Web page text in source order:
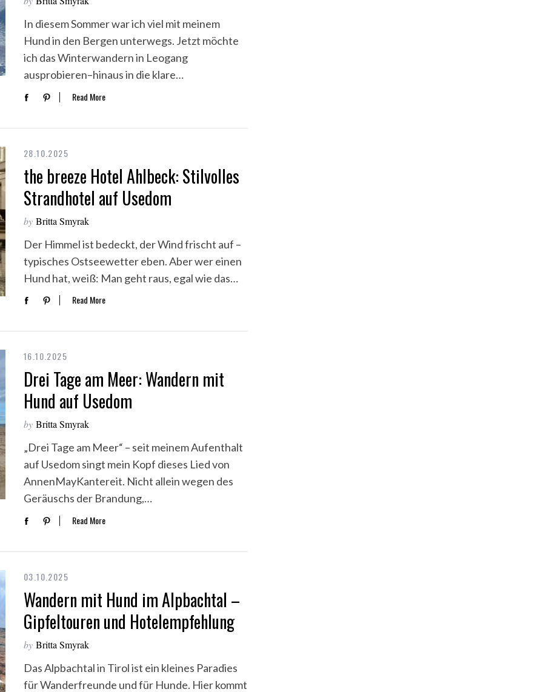
In diesem Sommer war ich viel mit meinem
Hund in den Bergen unterwegs. Jetzt möchte
ich das Winterwandern in Leogang
ausprobieren–hinaus in die klare…
Read More
28.10.2025
the breeze Hotel Ahlbeck: Stilvolles
Strandhotel auf Usedom
by Britta Smyrak
Der Himmel ist bedeckt, der Wind frischt auf –
typisches Ostseewetter eben. Aber wer einen
Hund hat, weiß: Man geht raus, egal wie das…
Read More
16.10.2025
Drei Tage am Meer: Wandern mit
Hund auf Usedom
by Britta Smyrak
„Drei Tage am Meer“ – seit meinem Aufenthalt
auf Usedom singt mein Kopf dieses Lied von
AnnenMayKantereit. Nicht allein wegen des
Geräuschs der Brandung,…
Read More
03.10.2025
Wandern mit Hund im Alpbachtal –
Gipfeltouren und Hotelempfehlung
by Britta Smyrak
Das Alpbachtal in Tirol ist ein kleines Paradies
für Wanderfreunde und für Hunde. Hier kommt